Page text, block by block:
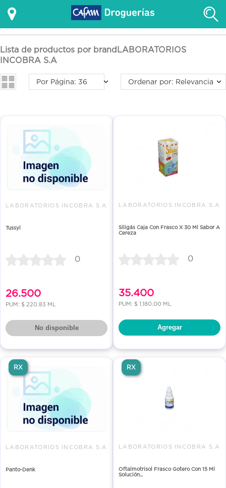
Lista de productos por brandLABORATORIOS
INCOBRA S.A
Por Página: 36 Ordenar por: Relevancia
LABORATORIOS INCOBRA S.A
Tussyl
0
26.500
PUM: $ 220.83 ML
No disponible
LABORATORIOS INCOBRA S.A
Siligás Caja Con Frasco X 30 Ml Sabor A
Cereza
0
35.400
PUM: $ 1,180.00 ML
Agregar
LABORATORIOS INCOBRA S.A
Panto-Denk
RX
LABORATORIOS INCOBRA S.A
Oftalmotrisol Frasco Gotero Con 15 Ml
Solución...
RX